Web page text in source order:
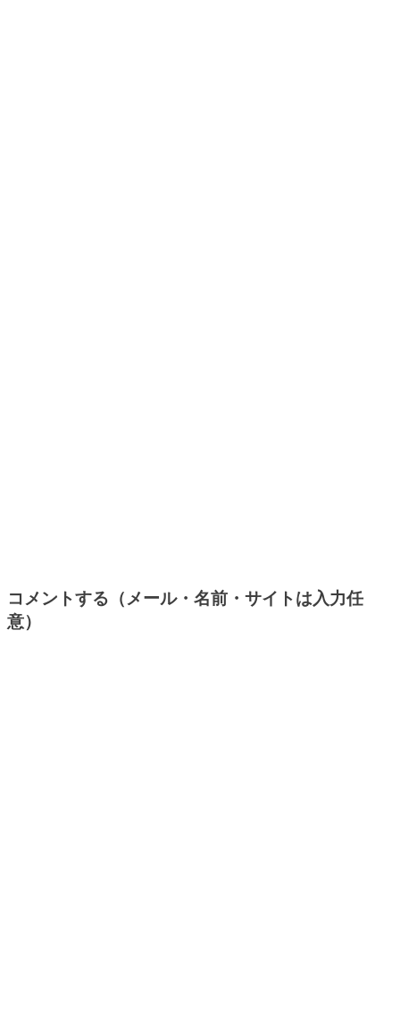
コメントする（メール・名前・サイトは入力任
意）